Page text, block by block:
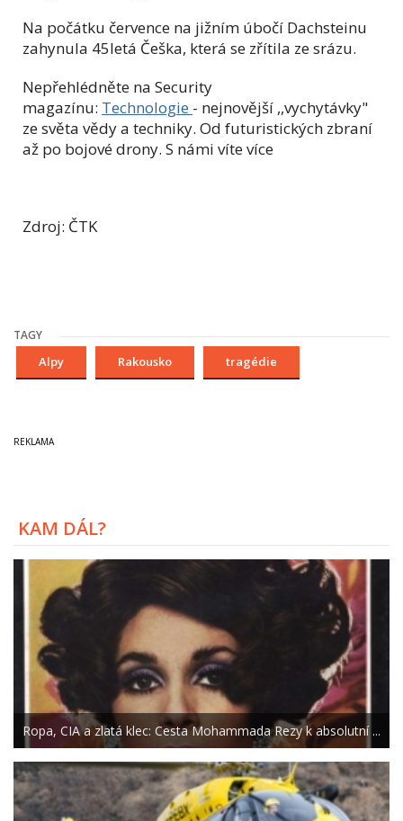
Na počátku července na jižním úbočí Dachsteinu
zahynula 45letá Češka, která se zřítila ze srázu.
Nepřehlédněte na Security
magazínu: Technologie - nejnovější ,,vychytávky"
ze světa vědy a techniky. Od futuristických zbraní
až po bojové drony. S námi víte více
Zdroj: ČTK
TAGY
Alpy Rakousko tragédie
KAM DÁL?
Ropa, CIA a zlatá klec: Cesta Mohammada Rezy k absolutní ...